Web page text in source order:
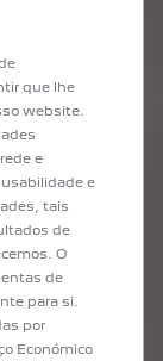
exatidão
já
alguns
que lhe
website.
e
e
tais
de
O
de
para si.
por
Económico